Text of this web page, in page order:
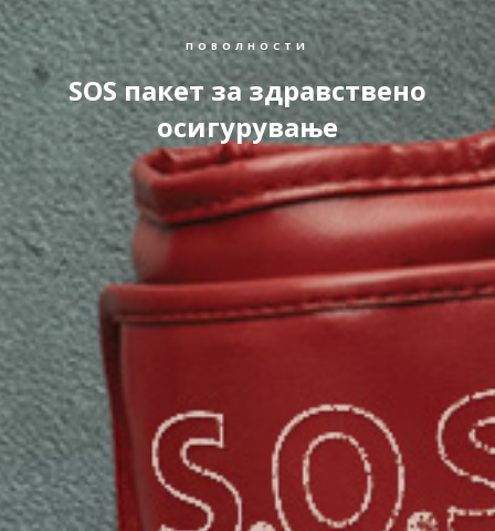
ПОВОЛНОСТИ
SOS пакет за здравствено
осигурување